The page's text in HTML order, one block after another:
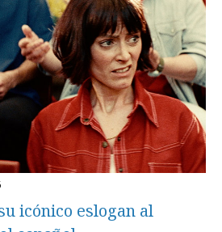
icónico eslogan al